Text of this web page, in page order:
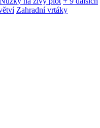
Zahradní vrtáky